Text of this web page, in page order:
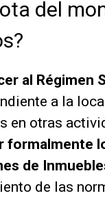
del
al Régimen
a la
en otras
formalmente
de
de las